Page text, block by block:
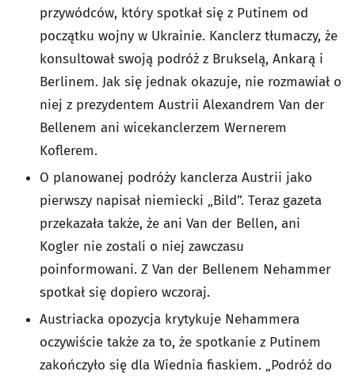
przywódców, który spotkał się z Putinem od
początku wojny w Ukrainie. Kanclerz tłumaczy, że
konsultował swoją podróż z Brukselą, Ankarą i
Berlinem. Jak się jednak okazuje, nie rozmawiał o
niej z prezydentem Austrii Alexandrem Van der
Bellenem ani wicekanclerzem Wernerem
Koflerem.
O planowanej podróży kanclerza Austrii jako
pierwszy napisał niemiecki „Bild”. Teraz gazeta
przekazała także, że ani Van der Bellen, ani
Kogler nie zostali o niej zawczasu
poinformowani. Z Van der Bellenem Nehammer
spotkał się dopiero wczoraj.
Austriacka opozycja krytykuje Nehammera
oczywiście także za to, że spotkanie z Putinem
zakończyło się dla Wiednia fiaskiem. „Podróż do